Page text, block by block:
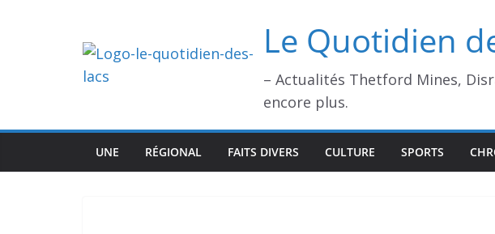
Le Quotidien
– Actualités Thetford Mines,
encore plus.
UNE RÉGIONAL FAITS DIVERS CULTURE SPORTS